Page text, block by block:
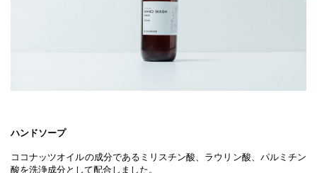
ハンドソープ
ココナッツオイルの成分であるミリスチン酸、ラウリン酸、パルミチン
酸を洗浄成分として配合しました。